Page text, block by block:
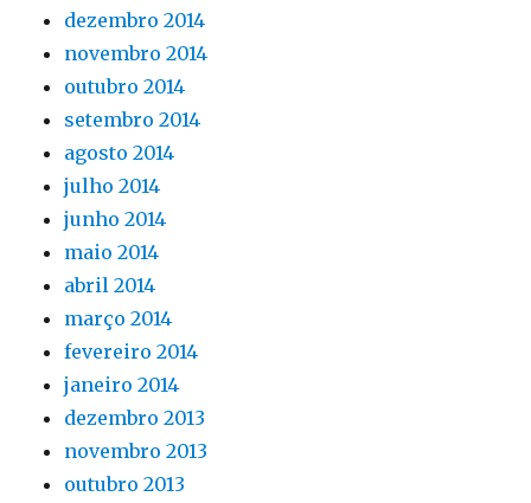
dezembro 2014
novembro 2014
outubro 2014
setembro 2014
agosto 2014
julho 2014
junho 2014
maio 2014
abril 2014
março 2014
fevereiro 2014
janeiro 2014
dezembro 2013
novembro 2013
outubro 2013